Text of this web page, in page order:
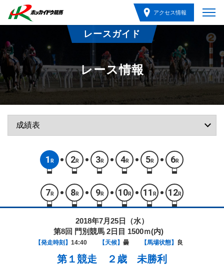
アクセス情報
レースガイド
レース情報
1 R 2R 3R 4R 5R 6R
7 R 8R 9R 10R 11 R 12R
2018年7月25日（水）
第8回 門別競馬 2日目 1500ｍ(内)
【発走時刻】 14:40 【天候】 曇 【馬場状態】 良
第１競走 ２歳 未勝利